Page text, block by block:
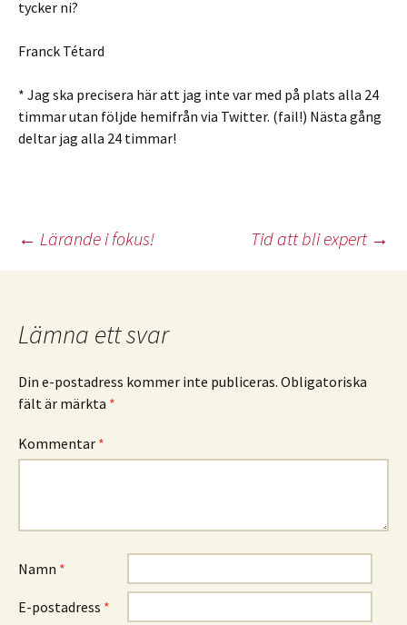
tycker ni?
Franck Tétard
* Jag ska precisera här att jag inte var med på plats alla 24
timmar utan följde hemifrån via Twitter. (fail!) Nästa gång
deltar jag alla 24 timmar!
Inläggsnavigering
← Lärande i fokus! Tid att bli expert →
Lämna ett svar
Din e-postadress kommer inte publiceras. Obligatoriska
fält är märkta *
Kommentar *
Namn *
E-postadress *